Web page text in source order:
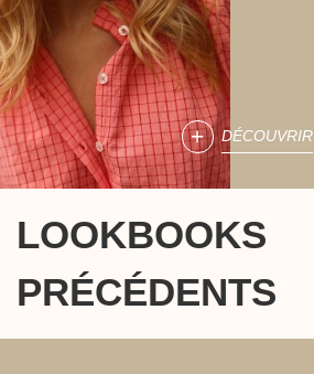
DÉCOUVRIR
LOOKBOOKS
PRÉCÉDENTS